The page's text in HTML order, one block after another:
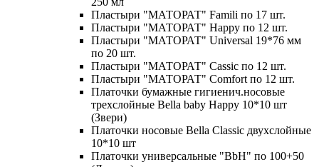
Пластыри "МАТОРАТ" Famili по 17 шт.
Пластыри "МАТОРАТ" Happy по 12 шт.
Пластыри "МАТОРАТ" Universal 19*76 мм
по 20 шт.
Пластыри "МАТОРАТ" Сassic по 12 шт.
Пластыри "МАТОРАТ" Сomfort по 12 шт.
Платочки бумажные гигиенич.носовые
трехслойные Bella baby Happy 10*10 шт
(Звери)
Платочки носовые Bella Classic двухслойные
10*10 шт
Платочки универсальные "BbH" по 100+50